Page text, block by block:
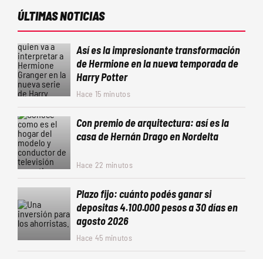
ÚLTIMAS NOTICIAS
Así es la impresionante transformación
de Hermione en la nueva temporada de
Harry Potter
Hace 15 minutos
Con premio de arquitectura: así es la
casa de Hernán Drago en Nordelta
Hace 22 minutos
Plazo fijo: cuánto podés ganar si
depositas 4.100.000 pesos a 30 días en
agosto 2026
Hace 45 minutos